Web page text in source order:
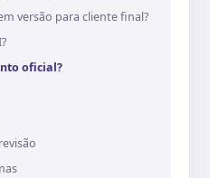
versão para cliente final?
oficial?